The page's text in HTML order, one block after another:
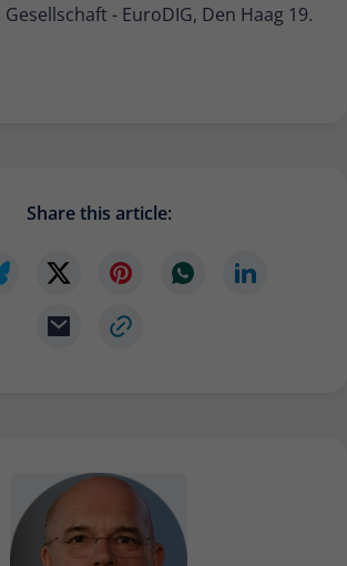
- EuroDIG, Den Haag 19.
Share this article: